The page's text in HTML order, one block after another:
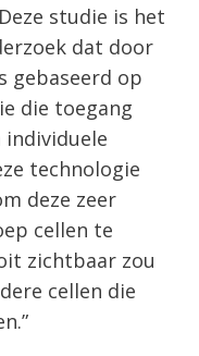
studie is het
dat door
gebaseerd op
die toegang
technologie
deze zeer
cellen te
zichtbaar zou
cellen die